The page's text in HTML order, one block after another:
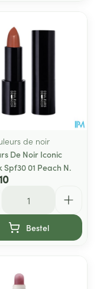
de noir
De Noir Iconic
Spf30 01 Peach N.
Bestel